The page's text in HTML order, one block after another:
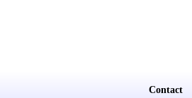
Contact